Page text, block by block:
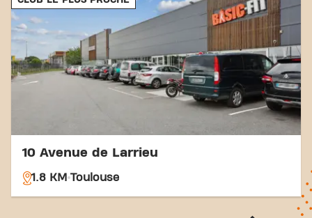
Venez au Basic-Fit Portet-Sur-Garonne Chemin des
Genets et faites partie de notre communauté
fitness.
10 Avenue de Larrieu
1.8 KM Toulouse